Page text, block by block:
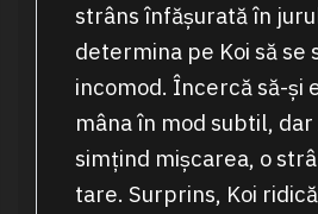
strâns înfășurată în
determina pe Koi să se
incomod. Încercă să-și
mâna în mod subtil, dar
simțind mișcarea, o
tare. Surprins, Koi